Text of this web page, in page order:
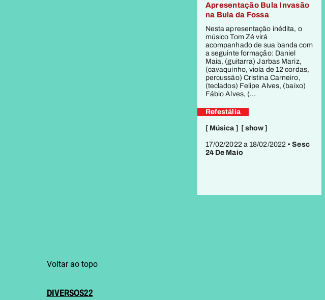
Apresentação Bula Invasão
na Bula da Fossa
Nesta apresentação inédita, o
músico Tom Zé virá
acompanhado de sua banda com
a seguinte formação: Daniel
Maia, (guitarra) Jarbas Mariz,
(cavaquinho, viola de 12 cordas,
percussão) Cristina Carneiro,
(teclados) Felipe Alves, (baixo)
Fábio Alves, (...
Refestália
[ Música ] [ show ]
17/02/2022 a 18/02/2022 • Sesc
24 De Maio
Voltar ao topo
DIVERSOS22